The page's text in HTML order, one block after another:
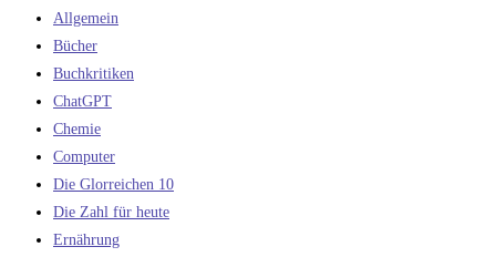
Allgemein
Bücher
Buchkritiken
ChatGPT
Chemie
Computer
Die Glorreichen 10
Die Zahl für heute
Ernährung